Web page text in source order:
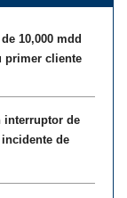
10,000 mdd
primer cliente
interruptor de
de